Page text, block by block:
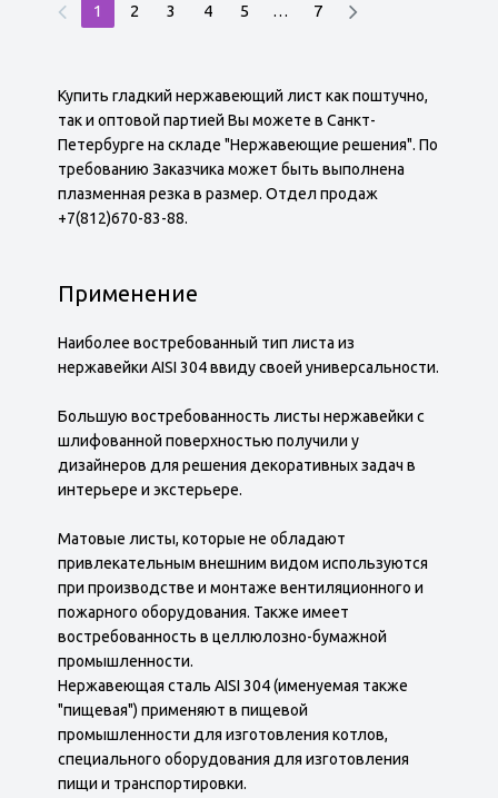
1 2 3 4 5 … 7
Купить гладкий нержавеющий лист как поштучно,
так и оптовой партией Вы можете в Санкт-
Петербурге на складе "Нержавеющие решения". По
требованию Заказчика может быть выполнена
плазменная резка в размер. Отдел продаж
+7(812)670-83-88.
Применение
Наиболее востребованный тип листа из
нержавейки AISI 304 ввиду своей универсальности.
Большую востребованность листы нержавейки с
шлифованной поверхностью получили у
дизайнеров для решения декоративных задач в
интерьере и экстерьере.
Матовые листы, которые не обладают
привлекательным внешним видом используются
при производстве и монтаже вентиляционного и
пожарного оборудования. Также имеет
востребованность в целлюлозно-бумажной
промышленности.
Нержавеющая сталь AISI 304 (именуемая также
"пищевая") применяют в пищевой
промышленности для изготовления котлов,
специального оборудования для изготовления
пищи и транспортировки.